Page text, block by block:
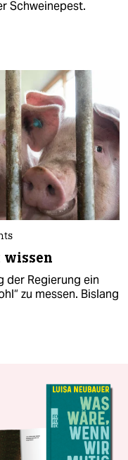
Schweinepest.
der Regierung ein
zu messen. Bislang